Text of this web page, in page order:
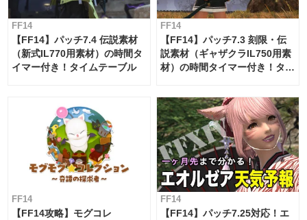
FF14
【FF14】パッチ7.4 伝説素材
（新式IL770用素材）の時間タ
イマー付き！タイムテーブル
FF14
【FF14】パッチ7.3 刻限・伝
説素材（ギャザクラIL750用素
材）の時間タイマー付き！タイ
FF14
【FF14攻略】モグコレ
FF14
【FF14】パッチ7.25対応！エ